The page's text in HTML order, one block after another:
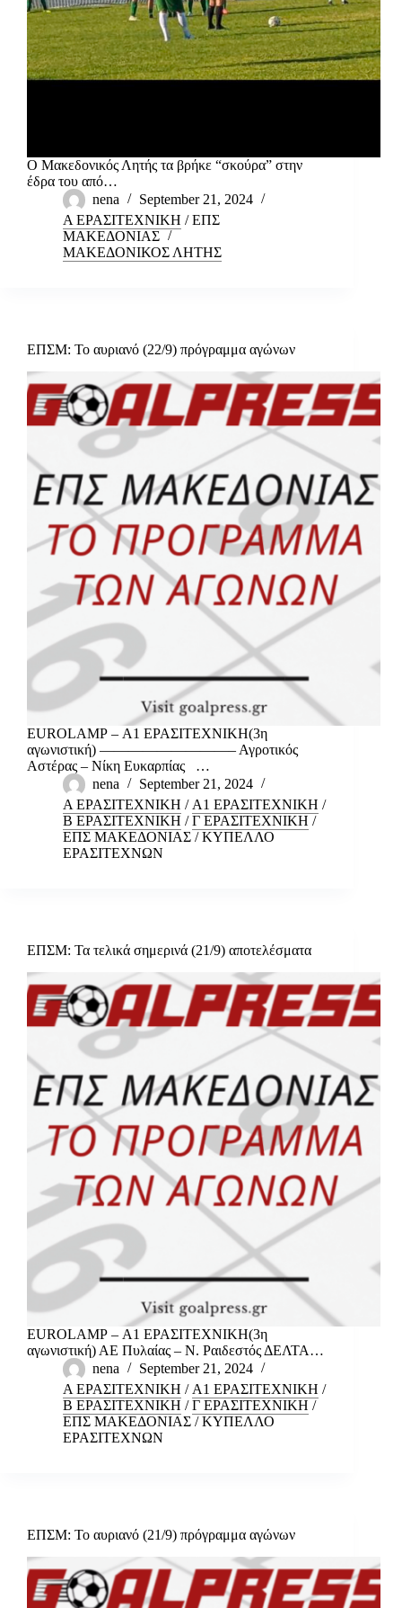
Ο Μακεδονικός Λητής τα βρήκε “σκούρα” στην
έδρα του από…
nena
September 21, 2024
Α ΕΡΑΣΙΤΕΧΝΙΚΗ /ΕΠΣ
ΜΑΚΕΔΟΝΙΑΣ
ΜΑΚΕΔΟΝΙΚΟΣ ΛΗΤΗΣ
ΕΠΣΜ: Το αυριανό (22/9) πρόγραμμα αγώνων
EUROLAMP – Α1 ΕΡΑΣΙΤΕΧΝΙΚΗ(3η
αγωνιστική) —————————– Αγροτικός
Αστέρας – Νίκη Ευκαρπίας …
nena
September 21, 2024
Α ΕΡΑΣΙΤΕΧΝΙΚΗ / Α1 ΕΡΑΣΙΤΕΧΝΙΚΗ /
Β ΕΡΑΣΙΤΕΧΝΙΚΗ /Γ ΕΡΑΣΙΤΕΧΝΙΚΗ /
ΕΠΣ ΜΑΚΕΔΟΝΙΑΣ /ΚΥΠΕΛΛΟ
ΕΡΑΣΙΤΕΧΝΩΝ
ΕΠΣΜ: Τα τελικά σημερινά (21/9) αποτελέσματα
EUROLAMP – Α1 ΕΡΑΣΙΤΕΧΝΙΚΗ(3η
αγωνιστική) ΑΕ Πυλαίας – Ν. Ραιδεστός ΔΕΛΤΑ…
nena
September 21, 2024
Α ΕΡΑΣΙΤΕΧΝΙΚΗ / Α1 ΕΡΑΣΙΤΕΧΝΙΚΗ /
Β ΕΡΑΣΙΤΕΧΝΙΚΗ /Γ ΕΡΑΣΙΤΕΧΝΙΚΗ /
ΕΠΣ ΜΑΚΕΔΟΝΙΑΣ /ΚΥΠΕΛΛΟ
ΕΡΑΣΙΤΕΧΝΩΝ
ΕΠΣΜ: Το αυριανό (21/9) πρόγραμμα αγώνων